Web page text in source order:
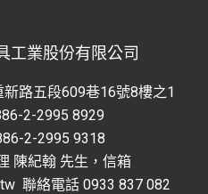
業股份有限公司
路五段609巷16號8樓之1
2-2995 8929
2-2995 9318
陳紀翰 先生，信箱
聯絡電話 0933 837 082